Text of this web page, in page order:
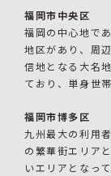
福岡市中央区
福岡の中心地で
地区があり、周
信地となる大名
ており、単身世
福岡市博多区
九州最大の利用
の繁華街エリア
いエリアとなっ